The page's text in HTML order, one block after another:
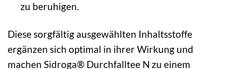
zu beruhigen.
Diese sorgfältig ausgewählten Inhaltsstoffe
ergänzen sich optimal in ihrer Wirkung und
machen Sidroga® Durchfalltee N zu einem